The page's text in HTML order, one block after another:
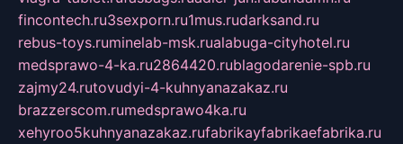
fincontech.ru3sexporn.ru1mus.rudarksand.ru
rebus-toys.ruminelab-msk.rualabuga-cityhotel.ru
medsprawo-4-ka.ru2864420.rublagodarenie-spb.ru
zajmy24.rutovudyi-4-kuhnyanazakaz.ru
brazzerscom.rumedsprawo4ka.ru
xehyroo5kuhnyanazakaz.rufabrikayfabrikaefabrika.ru